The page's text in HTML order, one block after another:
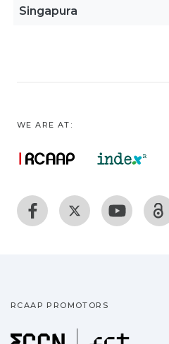
Singapura
WE ARE AT:
RCAAP PROMOTORS